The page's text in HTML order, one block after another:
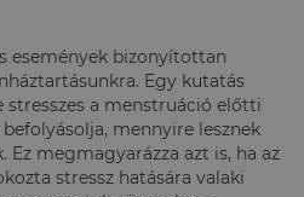
események bizonyítottan
Egy kutatás
a menstruáció előtti
mennyire lesznek
Ez megmagyarázza azt is, ha az
stressz hatására valaki